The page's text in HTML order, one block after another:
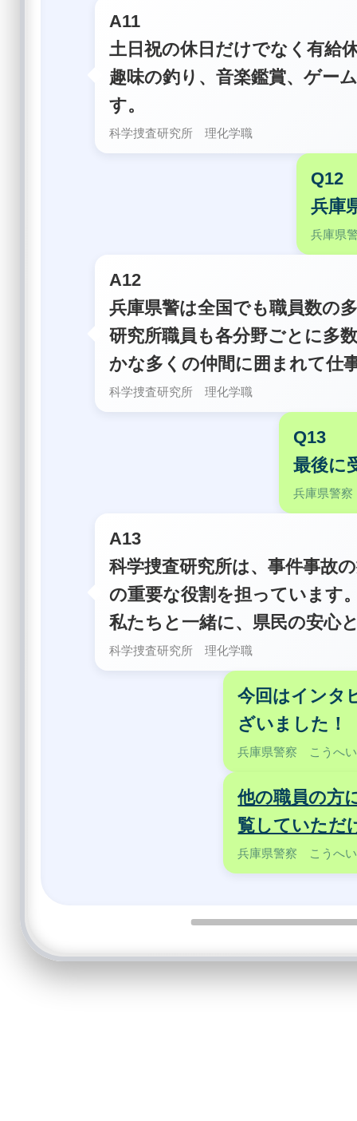
A11
土日祝の休日だけでなく有給
趣味の釣り、音楽鑑賞、ゲー
す。
科学捜査研究所 理化学職
Q12
兵庫
兵庫県
A12
兵庫県警は全国でも職員数の
研究所職員も各分野ごとに多
かな多くの仲間に囲まれて仕
科学捜査研究所 理化学職
Q13
最後に
兵庫県警
A13
科学捜査研究所は、事件事故
の重要な役割を担っています
私たちと一緒に、県民の安心
科学捜査研究所 理化学職
今回はインタ
ざいました！
兵庫県警察 こうへ
他の職員の方
覧していただ
兵庫県警察 こうへ